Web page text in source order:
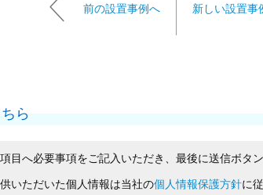
前の設置事例へ 新しい設置事
ら
目へ必要事項をご記入いただき、最後に送信ボタ
いただいた個人情報は当社の個人情報保護方針に